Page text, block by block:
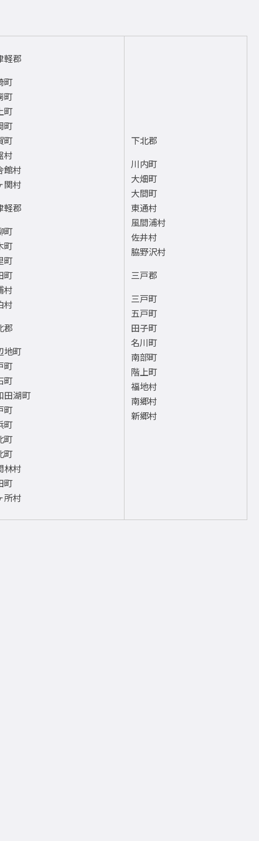
軽郡
町
町
町
町
町
村
館村
関村
軽郡
町
町
町
町
村
村
郡
地町
町
町
田湖町
町
町
町
町
林村
町
所村
下北郡
川内町
大畑町
大間町
東通村
風間浦村
佐井村
脇野沢村
三戸郡
三戸町
五戸町
田子町
名川町
南部町
階上町
福地村
南郷村
新郷村